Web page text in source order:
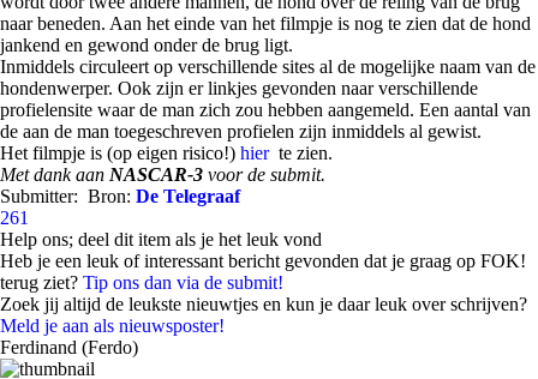
naar beneden. Aan het einde van het filmpje is nog te zien dat de hond
jankend en gewond onder de brug ligt.
Inmiddels circuleert op verschillende sites al de mogelijke naam van de
hondenwerper. Ook zijn er linkjes gevonden naar verschillende
profielensite waar de man zich zou hebben aangemeld. Een aantal van
de aan de man toegeschreven profielen zijn inmiddels al gewist.
Het filmpje is (op eigen risico!) hierte zien.
Met dank aan NASCAR-3 voor de submit.
Submitter: Bron: De Telegraaf
261
Help ons; deel dit item als je het leuk vond
Heb je een leuk of interessant bericht gevonden dat je graag op FOK!
terug ziet? Tip ons dan via de submit!
Zoek jij altijd de leukste nieuwtjes en kun je daar leuk over schrijven?
Meld je aan als nieuwsposter!
Ferdinand (Ferdo)